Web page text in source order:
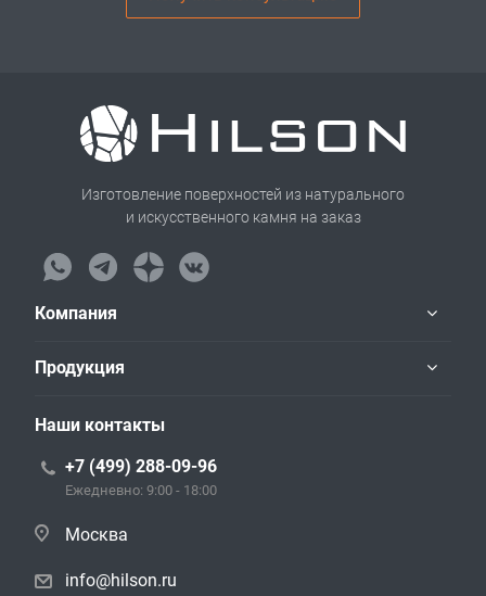
Изготовление поверхностей из натурального
и искусственного камня на заказ
Компания
Продукция
Наши контакты
+7 (499) 288-09-96
Ежедневно: 9:00 - 18:00
Москва
info@hilson.ru